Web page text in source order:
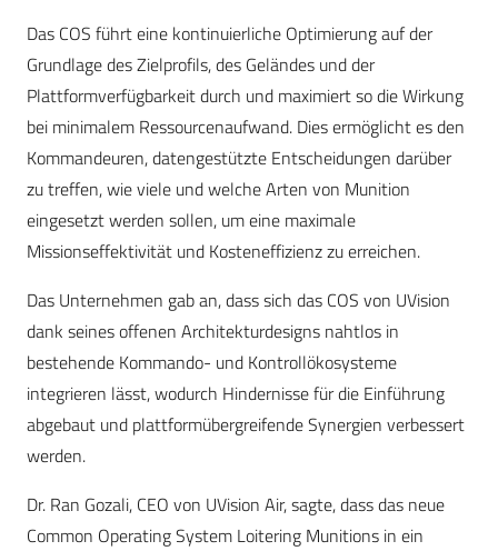
Das COS führt eine kontinuierliche Optimierung auf der
Grundlage des Zielprofils, des Geländes und der
Plattformverfügbarkeit durch und maximiert so die Wirkung
bei minimalem Ressourcenaufwand. Dies ermöglicht es den
Kommandeuren, datengestützte Entscheidungen darüber
zu treffen, wie viele und welche Arten von Munition
eingesetzt werden sollen, um eine maximale
Missionseffektivität und Kosteneffizienz zu erreichen.
Das Unternehmen gab an, dass sich das COS von UVision
dank seines offenen Architekturdesigns nahtlos in
bestehende Kommando- und Kontrollökosysteme
integrieren lässt, wodurch Hindernisse für die Einführung
abgebaut und plattformübergreifende Synergien verbessert
werden.
Dr. Ran Gozali, CEO von UVision Air, sagte, dass das neue
Common Operating System Loitering Munitions in ein